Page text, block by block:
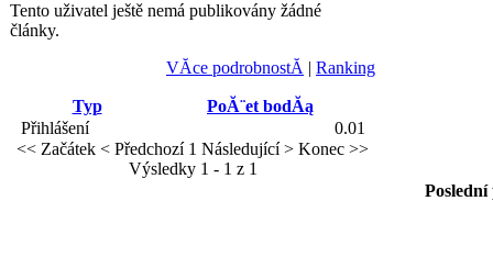
Tento uživatel ještě nemá publikovány žádné
články.
VĂ­ce podrobnostĂ­ | Ranking
Typ
PoĂ¨et bodĂą
Přihlášení
0.01
<< Začátek < Předchozí 1 Následující > Konec >>
Výsledky 1 - 1 z 1